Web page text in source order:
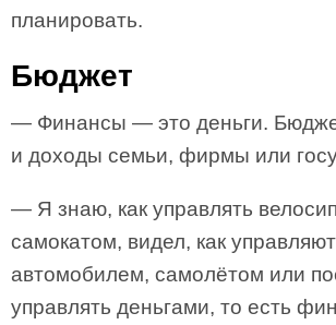
планировать.
Бюджет
— Финансы — это деньги.
и доходы семьи, фирмы или
— Я знаю, как управлять
самокатом, видел, как управляют
автомобилем, самолётом или
управлять деньгами, то есть